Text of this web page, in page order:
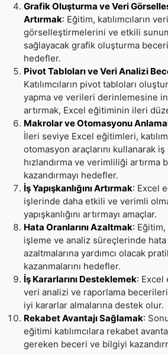
Grafik Oluşturma ve Veri
Artırmak: Eğitim, katılımcıların
görselleştirmelerini ve etkili
sağlayacak grafik oluşturma
hedefler.
Pivot Tabloları ve Veri Analizi
Katılımcıların pivot tabloları
yapma ve verileri derinlemesine
artırmak, Excel eğitiminin ileri
Makrolar ve Otomasyonu
İleri seviye Excel eğitimleri,
otomasyon araçlarını kullanarak
hızlandırma ve verimliliği artırma
kazandırmayı hedefler.
İş Yapışkanlığını Artırmak: Excel
işlerinde daha etkili ve verimli
yapışkanlığını artırmayı amaçlar.
Hata Oranlarını Azaltmak: Eğitim,
işleme ve analiz süreçlerinde hata
azaltmalarına yardımcı olacak
kazanmalarını hedefler.
İş Kararlarını Desteklemek: Excel
veri analizi ve raporlama
iyi kararlar almalarına destek olur.
Rekabet Avantajı Sağlamak:
eğitimi katılımcılara rekabet
gereken beceri ve bilgiyi